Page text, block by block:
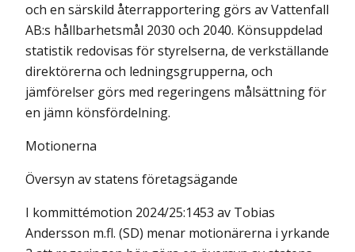
och en sär­skild återrapportering görs av Vattenfall
AB:s hållbarhetsmål 2030 och 2040. Könsuppdelad
statistik redovisas för styrelserna, de verkställande
direktör­erna och ledningsgrupperna, och
jämförelser görs med regeringens mål­sättning för
en jämn könsfördelning.
Motionerna
Översyn av statens företagsägande
I kommittémotion 2024/25:1453 av Tobias
Andersson m.fl. (SD) menar motionärerna i yrkande